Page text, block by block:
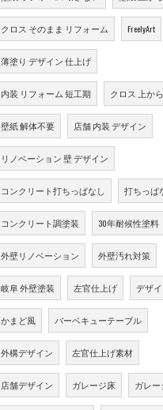
クロス そのまま リフォーム FreelyArt
薄塗り デザイン 仕上げ
内装 リフォーム 短工期 クロス 上か
壁紙 解体不要 店舗 内装 デザイン
リノベーション 壁 デザイン
コンクリート打ちっぱなし 打ちっぱ
コンクリート調塗装 30年耐候性塗料
外壁リノベーション 外壁汚れ対策
岐阜 外壁塗装 左官仕上げ デザ
かまど風 バーベキューテーブル
外構デザイン 左官仕上げ素材
店舗デザイン ガレージ床 ガレ